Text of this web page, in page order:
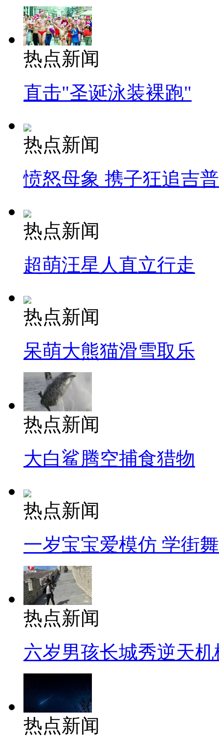
热点新闻
直击"圣诞泳装裸跑"
热点新闻
愤怒母象 携子狂追吉
热点新闻
超萌汪星人直立行走
热点新闻
呆萌大熊猫滑雪取乐
热点新闻
大白鲨腾空捕食猎物
热点新闻
一岁宝宝爱模仿 学街
热点新闻
六岁男孩长城秀逆天机
热点新闻